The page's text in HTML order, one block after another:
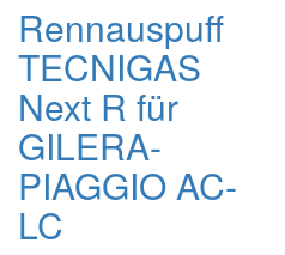
Rennauspuff
TECNIGAS
Next R für
GILERA-
PIAGGIO AC-
LC